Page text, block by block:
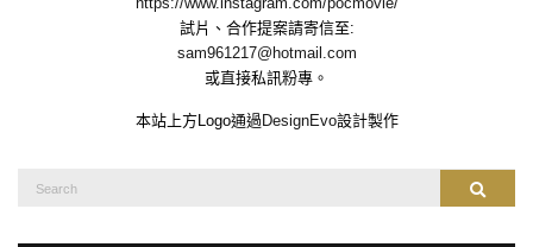
試片、合作提案請寄信至:
sam961217@hotmail.com
或直接私訊粉專。
本站上方Logo通過DesignEvo設計製作
Search